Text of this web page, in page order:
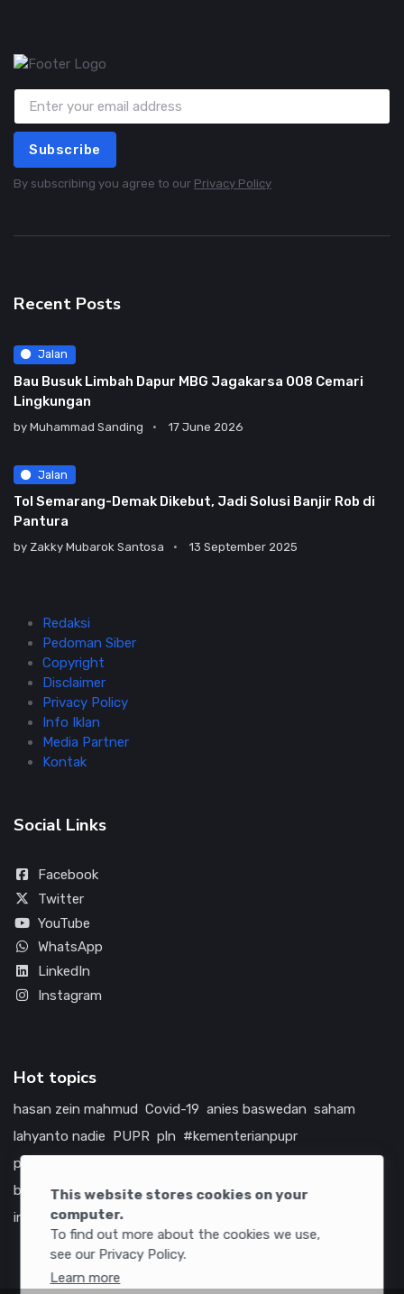
This website stores cookies on your
computer.
To find out more about the cookies we use,
see our Privacy Policy.
Learn more
Subscribe
By subscribing you agree to our Privacy Policy
Recent Posts
Jalan
Bau Busuk Limbah Dapur MBG Jagakarsa 008 Cemari
Lingkungan
by Muhammad Sanding 17 June 2026
Jalan
Tol Semarang-Demak Dikebut, Jadi Solusi Banjir Rob di
Pantura
by Zakky Mubarok Santosa 13 September 2025
Redaksi
Pedoman Siber
Copyright
Disclaimer
Privacy Policy
Info Iklan
Media Partner
Kontak
Social Links
Facebook
Twitter
YouTube
WhatsApp
LinkedIn
Instagram
Hot topics
hasan zein mahmud Covid-19 anies baswedan saham
lahyanto nadie PUPR pln #kementerianpupr
prabowo subianto
bumn
jasa marga jtts tol china amerika serikat
infrastruktur